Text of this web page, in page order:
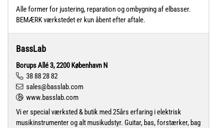
Alle former for justering, reparation og ombygning af elbasser.
BEMÆRK værkstedet er kun åbent efter aftale.
BassLab
Borups Allé 3, 2200 København N
38 88 28 82
sales@basslab.com
www.basslab.com
Vi er special værksted & butik med 25års erfaring i elektrisk
musikinstrumenter og alt musikudstyr. Guitar, bas, forstærker, bag